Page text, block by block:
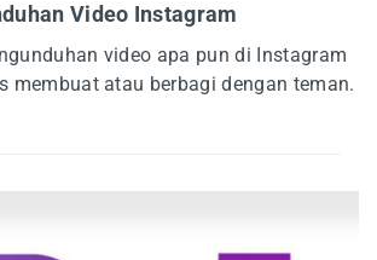
Video Instagram
video apa pun di Instagram
membuat atau berbagi dengan teman.